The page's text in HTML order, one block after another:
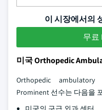
이 시장에서의
무료
미국 Orthopedic
Orthopedic
Prominent 선수는 다음을